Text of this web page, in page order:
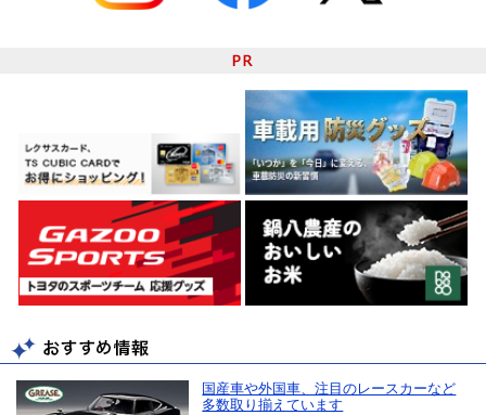
国産車や外国車、注目のレースカーなど
多数取り揃えています